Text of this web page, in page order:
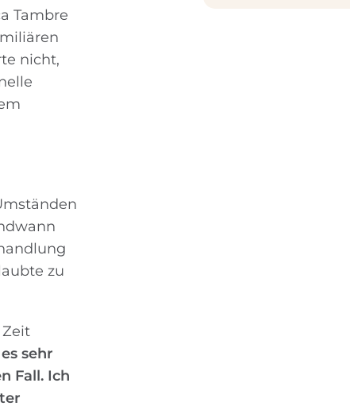
Tambre
nicht,
zu
sehr
Fall. Ich